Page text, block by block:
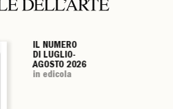
IL NUMERO
DI LUGLIO-
AGOSTO 2026
in edicola
IL NUMERO
DI LUGLIO-
AGOSTO 2026
in edicola
IL NUMERO
DI LUGLIO-
AGOSTO 2026
in edicola
IL NUMERO
DI LUGLIO-
AGOSTO 2026
in edicola